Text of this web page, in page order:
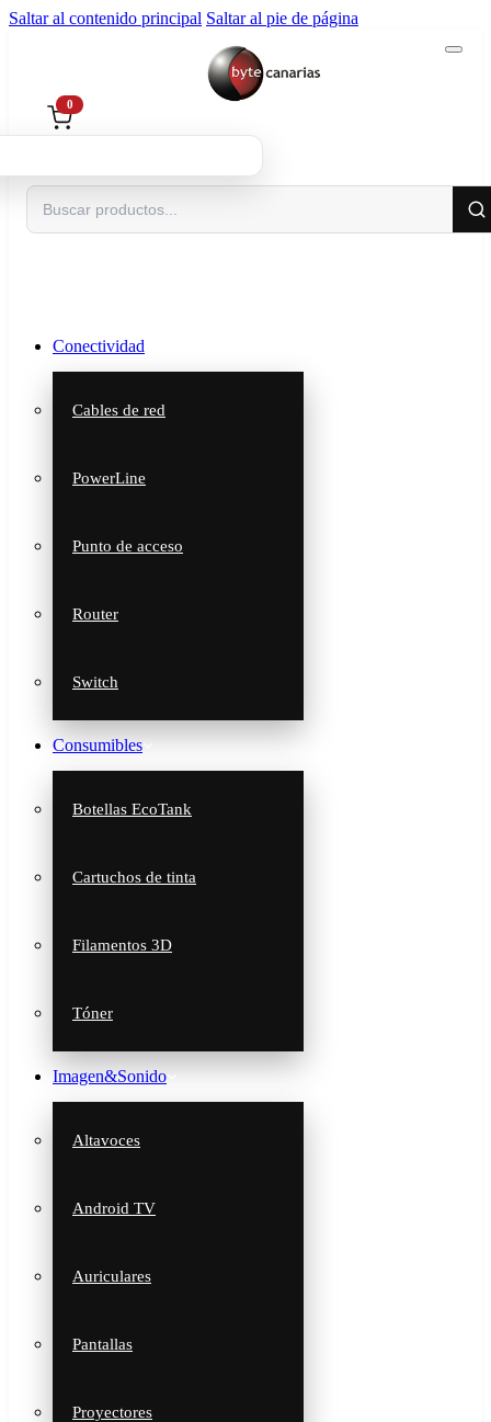
Saltar al contenido principal Saltar al pie de página
Buscar
0
Conectividad
Cables de red
PowerLine
Punto de acceso
Router
Switch
Consumibles
Botellas EcoTank
Cartuchos de tinta
Filamentos 3D
Tóner
Imagen&Sonido
Altavoces
Android TV
Auriculares
Pantallas
Proyectores